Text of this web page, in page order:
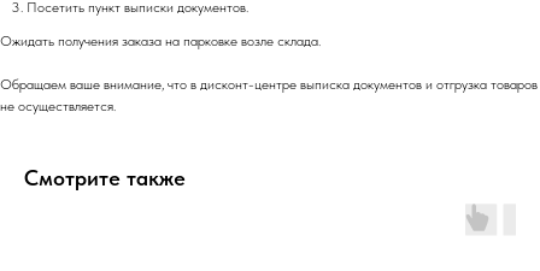
Посетить пункт выписки документов.
Ожидать получения заказа на парковке возле склада.
Обращаем ваше внимание, что в дисконт-центре выписка документов и отгрузка товаров
не осуществляется.
Смотрите также